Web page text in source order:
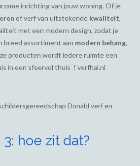
inrichting van jouw woning. Of je
of verf van uitstekende kwaliteit,
met een modern design, zodat je
breed assortiment aan modern behang,
producten wordt iedere ruimte een
in een sfeervol thuis ! verfhal.nl
Donald verf en
hoe zit dat?